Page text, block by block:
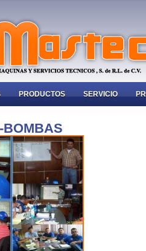
PRODUCTOS SERVICIO
BOMBAS